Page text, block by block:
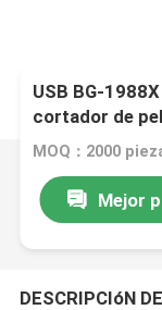
USB BG-
cortador de
MOQ：2000
Mejor
DESCRIPCIóN